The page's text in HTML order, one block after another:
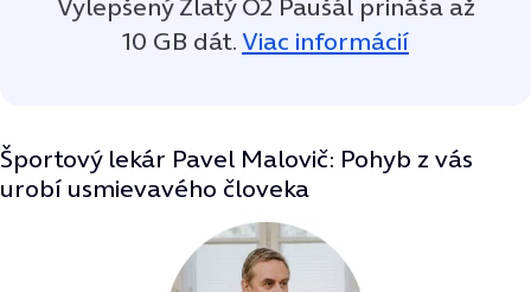
10 GB dát. Viac informácií
Športový lekár Pavel Malovič: Pohyb z vás
urobí usmievavého človeka